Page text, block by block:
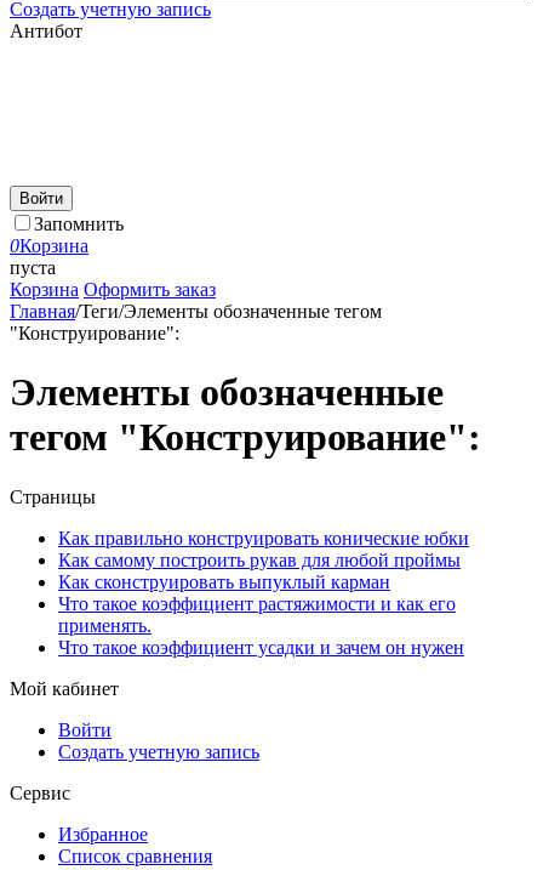
Создать учетную запись
Антибот
Войти
Запомнить
0Корзина
пуста
Корзина Оформить заказ
Главная/Теги/Элементы обозначенные тегом
"Конструирование":
Элементы обозначенные
тегом "Конструирование":
Страницы
Как правильно конструировать конические юбки
Как самому построить рукав для любой проймы
Как сконструировать выпуклый карман
Что такое коэффициент растяжимости и как его
применять.
Что такое коэффициент усадки и зачем он нужен
Мой кабинет
Войти
Создать учетную запись
Сервис
Избранное
Список сравнения